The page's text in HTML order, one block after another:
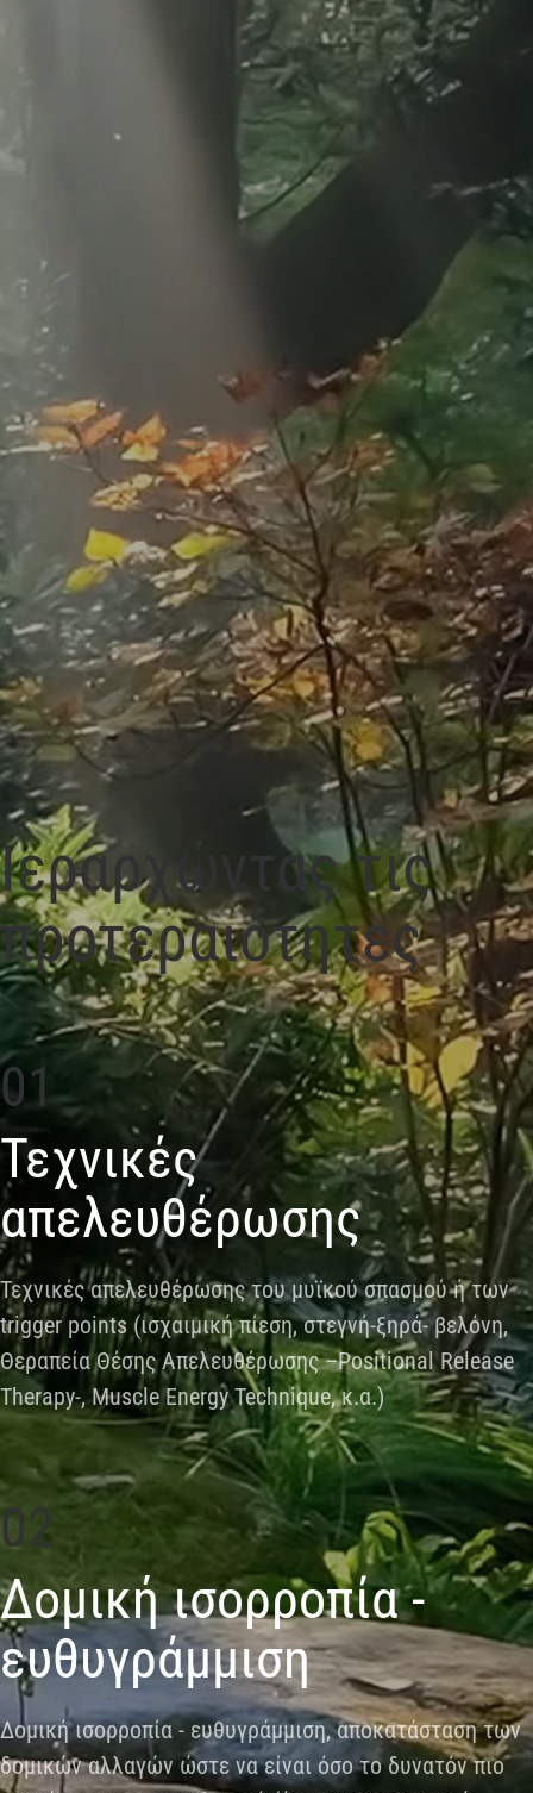
Ιεραρχώντας τις
προτεραιότητες
01
Τεχνικές
απελευθέρωσης
Τεχνικές απελευθέρωσης του μυϊκού σπασμού ή των
trigger points (ισχαιμική πίεση, στεγνή-ξηρά- βελόνη,
Θεραπεία Θέσης Απελευθέρωσης –Positional Release
Therapy-, Muscle Energy Technique, κ.α.)
02
Δομική ισορροπία -
ευθυγράμμιση
Δομική ισορροπία - ευθυγράμμιση, αποκατάσταση των
δομικών αλλαγών ώστε να είναι όσο το δυνατόν πιο